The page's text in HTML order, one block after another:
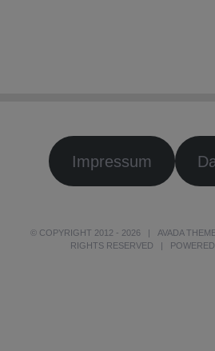
Impressum
© COPYRIGHT 2012 - 2026 | AVADA
RIGHTS RESERVED |